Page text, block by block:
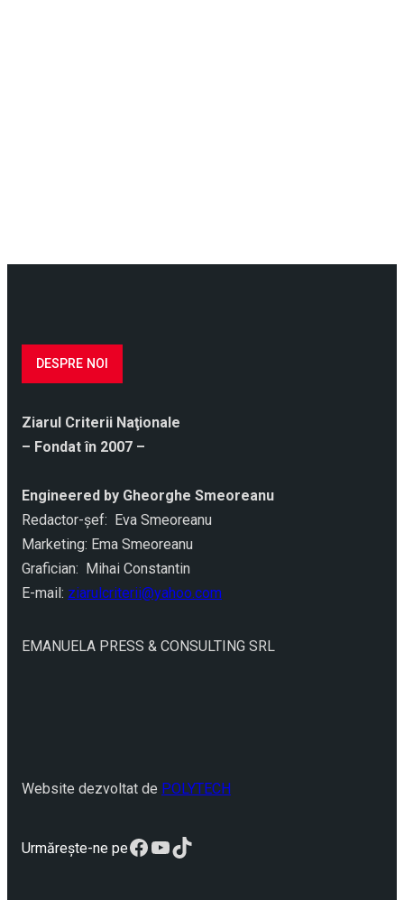
DESPRE NOI
Ziarul Criterii Naţionale
– Fondat în 2007 –
Engineered by Gheorghe Smeoreanu
Redactor-şef: Eva Smeoreanu
Marketing: Ema Smeoreanu
Grafician: Mihai Constantin
E-mail: ziarulcriterii@yahoo.com
EMANUELA PRESS & CONSULTING SRL
Website dezvoltat de POLYTECH
Urmărește-ne peFacebook
YouTube
TikTok